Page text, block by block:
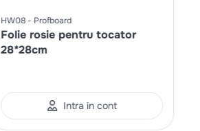
HW08 Profboard
Folie rosie pentru tocator
28*28cm
Intra in cont